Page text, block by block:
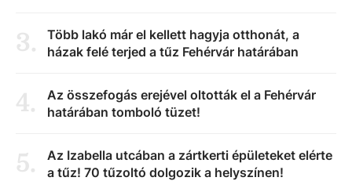
3.
Több lakó már el kellett hagyja otthonát, a
házak felé terjed a tűz Fehérvár határában
4.
Az összefogás erejével oltották el a Fehérvár
határában tomboló tüzet!
5.
Az Izabella utcában a zártkerti épületeket elérte
a tűz! 70 tűzoltó dolgozik a helyszínen!